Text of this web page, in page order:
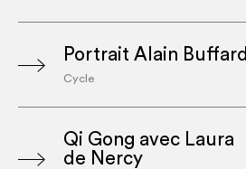
Portrait Alain Buffard
Cycle
Qi Gong avec Laura
de Nercy